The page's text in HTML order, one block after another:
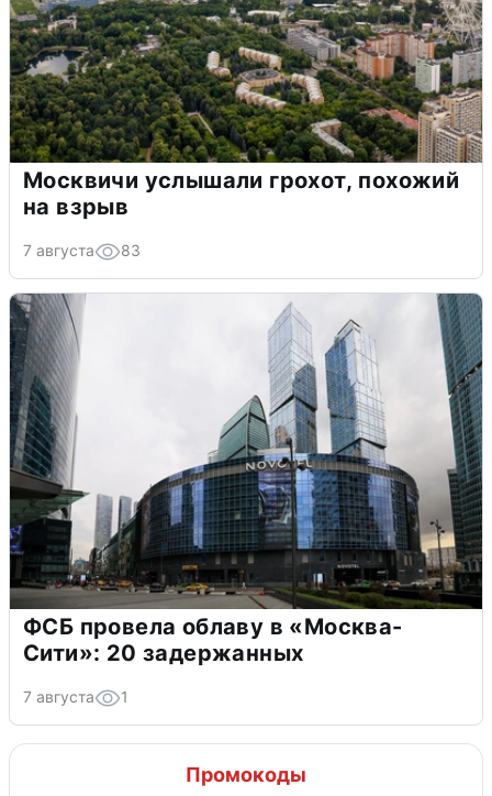
Москвичи услышали грохот, похожий
на взрыв
7 августа 83
ФСБ провела облаву в «Москва-
Сити»: 20 задержанных
7 августа 1
Промокоды